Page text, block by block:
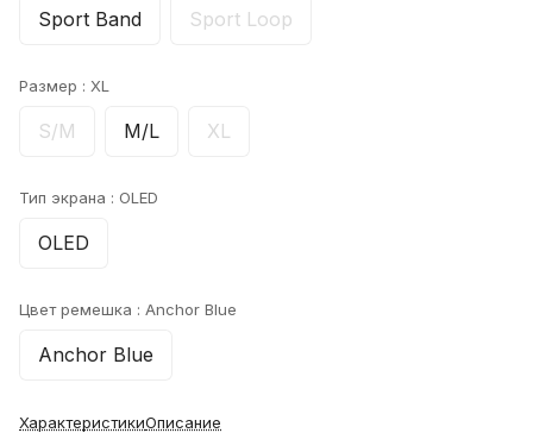
Sport Band Sport Loop
Размер : XL
S/M M/L XL
Тип экрана : OLED
OLED
Цвет ремешка : Anchor Blue
Anchor Blue
ХарактеристикиОписание